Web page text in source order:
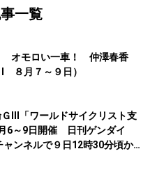
一覧
オモロい一車！ 仲澤春香
Ⅰ ８月７～９日）
Ⅲ「ワールドサイクリスト支
6～9日開催 日刊ゲンダイ
ンネルで９日12時30分頃から